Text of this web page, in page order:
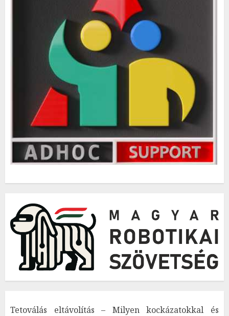
Tetoválás eltávolítás – Milyen kockázatokkal és